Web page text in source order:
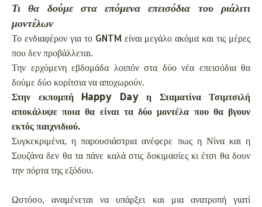
Τι θα δούμε στα επόμενα επεισόδια του ριάλιτι
μοντέλων
Το ενδιαφέρον για το GNTM είναι μεγάλο ακόμα και τις μέρες
που δεν προβάλλεται.
Την ερχόμενη εβδομάδα λοιπόν στα δύο νέα επεισόδια θα
δούμε δύο κορίτσια να αποχωρούν.
Στην εκπομπή Happy Day η Σταματίνα Τσιμτσιλή
αποκάλυψε ποια θα είναι τα δύο μοντέλα που θα βγουν
εκτός παιχνιδιού.
Συγκεκριμένα, η παρουσιάστρια ανέφερε πως η Νίνα και η
Σουζάνα δεν θα τα πάνε καλά στις δοκιμασίες κι έτσι θα δουν
την πόρτα της εξόδου.
Ωστόσο, αναμένεται να υπάρξει και μια ανατροπή γιατί